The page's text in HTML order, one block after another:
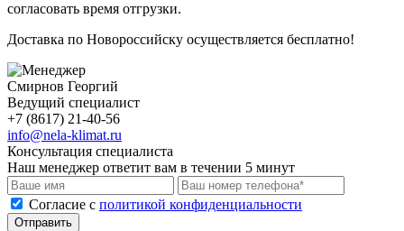
согласовать время отгрузки.
Доставка по Новороссийску осуществляется бесплатно!
Смирнов Георгий
Ведущий специалист
+7 (8617) 21-40-56
info@nela-klimat.ru
Консультация специалиста
Наш менеджер ответит вам в течении 5 минут
Cогласие с политикой конфиденциальности
Отправить